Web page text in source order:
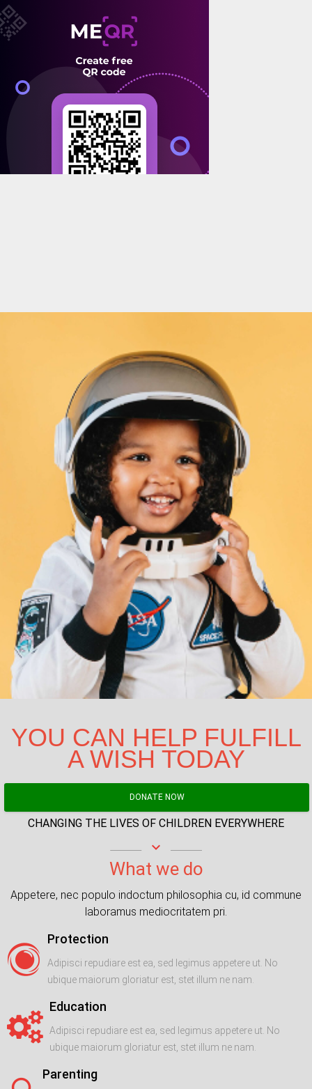
YOU CAN HELP FULFILL
A WISH TODAY
DONATE NOW
CHANGING THE LIVES OF CHILDREN EVERYWHERE
keyboard_arrow_down
What we do
Appetere, nec populo indoctum philosophia cu, id commune
laboramus mediocritatem pri.
Protection
Adipisci repudiare est ea, sed legimus appetere ut. No
ubique maiorum gloriatur est, stet illum ne nam.
Education
Adipisci repudiare est ea, sed legimus appetere ut. No
ubique maiorum gloriatur est, stet illum ne nam.
Parenting